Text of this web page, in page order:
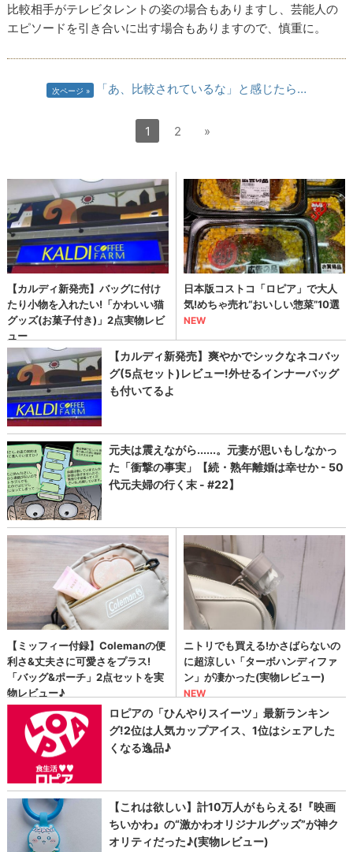
比較相手がテレビタレントの姿の場合もありますし、芸能人の
エピソードを引き合いに出す場合もありますので、慎重に。
次ページ 「あ、比較されているな」と感じたら…
1 2 »